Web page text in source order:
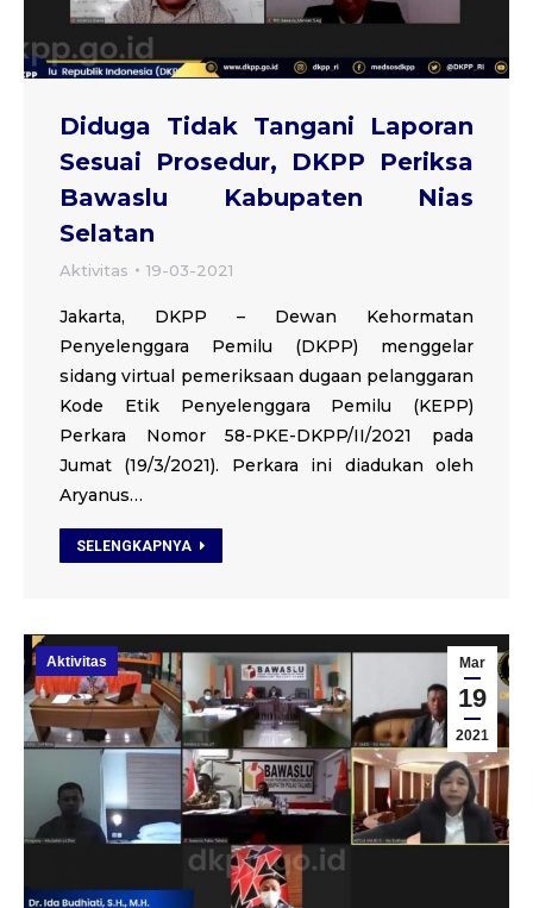
Diduga Tidak Tangani Laporan
Sesuai Prosedur, DKPP Periksa
Bawaslu Kabupaten Nias
Selatan
Aktivitas 19-03-2021
Jakarta, DKPP – Dewan Kehormatan
Penyelenggara Pemilu (DKPP) menggelar
sidang virtual pemeriksaan dugaan pelanggaran
Kode Etik Penyelenggara Pemilu (KEPP)
Perkara Nomor 58-PKE-DKPP/II/2021 pada
Jumat (19/3/2021). Perkara ini diadukan oleh
Aryanus…
SELENGKAPNYA
Mar
19
2021
Aktivitas